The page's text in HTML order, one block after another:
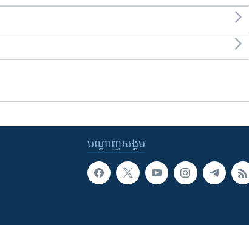
បណ្តាញ​សង្គម